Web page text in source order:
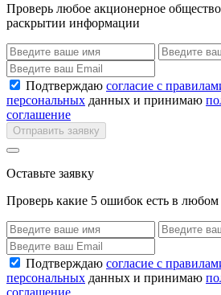
Проверь любое акционерное
раскрытии информации
Подтверждаю согласие с
персональных данных и принимаю
соглашение
Отправить заявку
Оставьте заявку
Проверь какие 5 ошибок есть в
Подтверждаю согласие с
персональных данных и принимаю
соглашение